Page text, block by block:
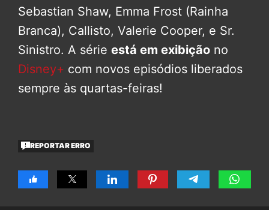
Sebastian Shaw, Emma Frost (Rainha
Branca), Callisto, Valerie Cooper, e Sr.
Sinistro. A série está em exibição no
Disney+ com novos episódios liberados
sempre às quartas-feiras!
REPORTAR ERRO